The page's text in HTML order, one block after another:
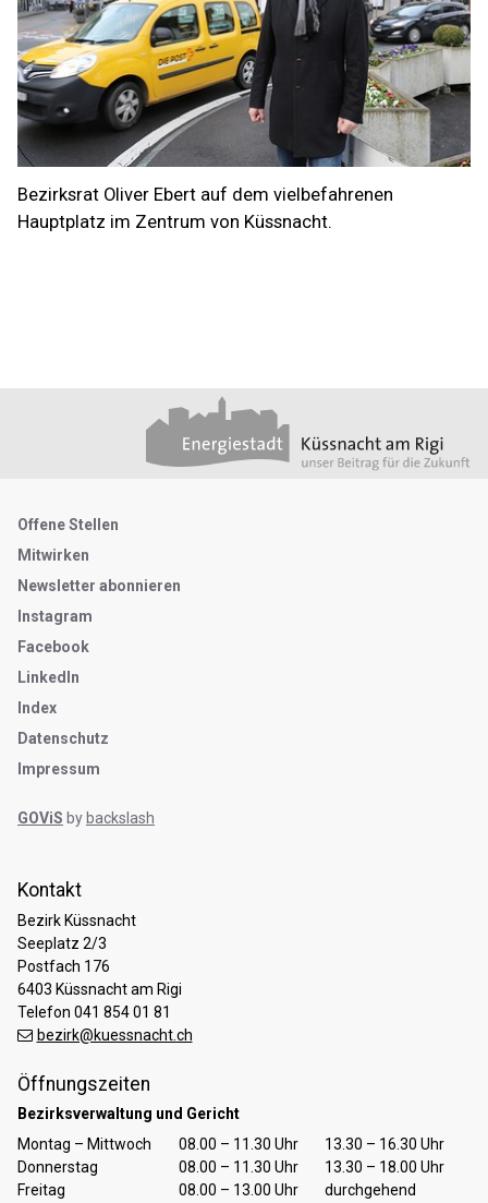
Bezirksrat Oliver Ebert auf dem vielbefahrenen
Hauptplatz im Zentrum von Küssnacht.
Kontakt
Bezirk Küssnacht
Seeplatz 2/3
Postfach 176
6403 Küssnacht am Rigi
Telefon 041 854 01 81
bezirk@kuessnacht.ch
Öffnungszeiten
Bezirksverwaltung und Gericht
TagÖffnungszeiten Vormittag Öffnungszeiten Nachmittag
Montag – Mittwoch 08.00 – 11.30 Uhr
13.30 – 16.30 Uhr
Donnerstag
08.00 – 11.30 Uhr
13.30 – 18.00 Uhr
Freitag
08.00 – 13.00 Uhr durchgehend
Metanavigation
Offene Stellen
Mitwirken
Newsletter abonnieren
Instagram
Facebook
LinkedIn
Index
Datenschutz
Impressum
GOViS by backslash